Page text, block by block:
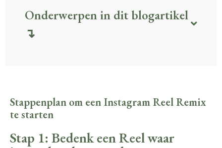
Onderwerpen in dit blogartikel
↴
Stappenplan om een Instagram Reel Remix
te starten
Stap 1: Bedenk een Reel waar